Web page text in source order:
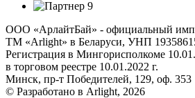
ООО «АрлайтБай» - официальный
ТМ «Arlight» в Беларуси, УНП
Регистрация в Мингорисполкоме
в торговом реестре 10.01.2022 г.
Минск, пр-т Победителей, 129, оф. 353
© Разработано в Arlight, 2026